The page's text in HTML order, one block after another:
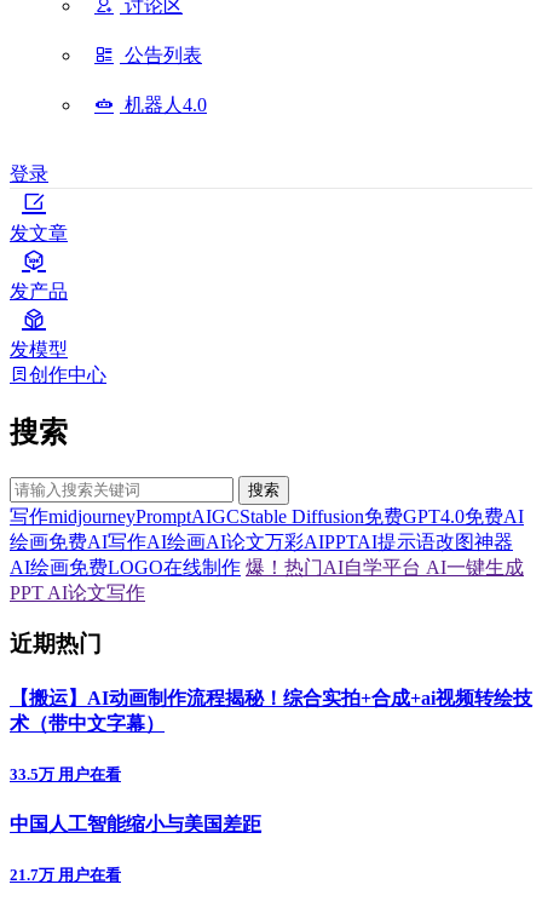
讨论区
公告列表
机器人4.0
登录
发文章
发产品
发模型
创作中心
搜索
搜索
写作midjourneyPromptAIGCStable Diffusion免费GPT4.0免费AI
绘画免费AI写作AI绘画AI论文万彩AIPPTAI提示语改图神器
AI绘画免费LOGO在线制作 爆！热门AI自学平台 AI一键生成
PPT AI论文写作
近期热门
【搬运】AI动画制作流程揭秘！综合实拍+合成+ai视频转绘技
术（带中文字幕）
33.5万 用户在看
中国人工智能缩小与美国差距
21.7万 用户在看